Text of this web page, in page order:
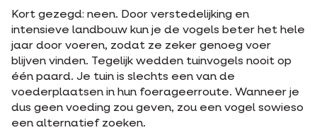
Kort gezegd: neen. Door verstedelijking en
intensieve landbouw kun je de vogels beter het hele
jaar door voeren, zodat ze zeker genoeg voer
blijven vinden. Tegelijk wedden tuinvogels nooit op
één paard. Je tuin is slechts een van de
voederplaatsen in hun foerageerroute. Wanneer je
dus geen voeding zou geven, zou een vogel sowieso
een alternatief zoeken.